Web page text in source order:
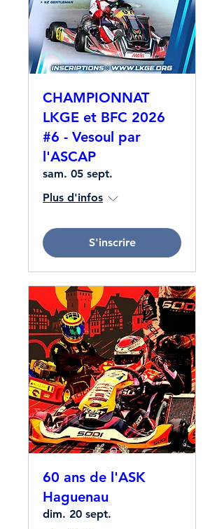
CHAMPIONNAT
LKGE et BFC 2026
#6 - Vesoul par
l'ASCAP
sam. 05 sept.
Plus d'infos
S'inscrire
60 ans de l'ASK
Haguenau
dim. 20 sept.